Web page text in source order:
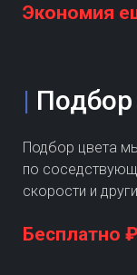
Экономия
| Подбор
Подбор цвета
по
скорости и
Бесплатно ₽